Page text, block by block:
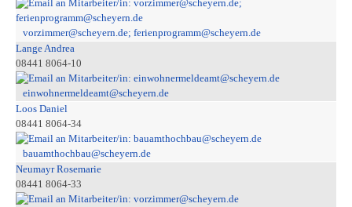
vorzimmer@scheyern.de; ferienprogramm@scheyern.de
Lange Andrea
08441 8064-10
einwohnermeldeamt@scheyern.de
Loos Daniel
08441 8064-34
bauamthochbau@scheyern.de
Neumayr Rosemarie
08441 8064-33